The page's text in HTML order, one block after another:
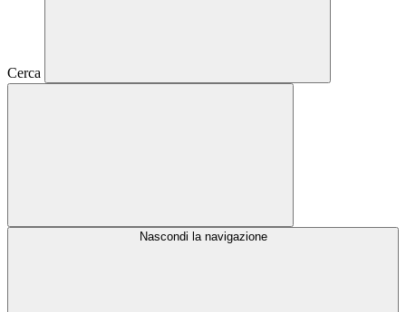
Cerca
Nascondi la navigazione